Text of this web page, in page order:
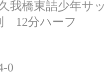
我橋東詰少年サ
12分ハーフ
0